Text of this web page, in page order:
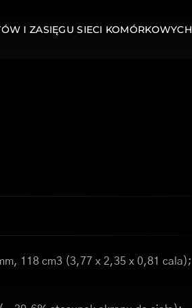
I ZASIĘGU SIECI KOMÓRKOWYCH
118 cm3 (3,77 x 2,35 x 0,81 cala);